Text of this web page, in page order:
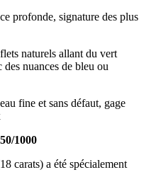
profonde, signature des plus
naturels allant du vert
nuances de bleu ou
fine et sans défaut, gage
1000
carats) a été spécialement